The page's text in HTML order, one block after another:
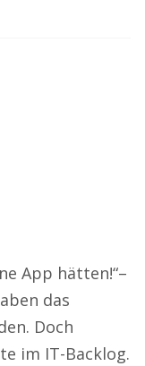
App hätten!“–
das
Doch
im IT-Backlog.